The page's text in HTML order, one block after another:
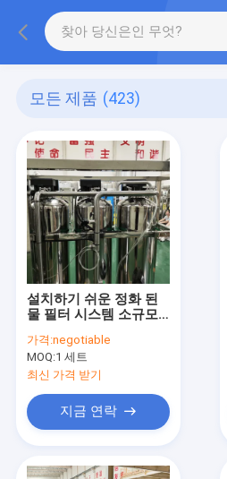
모든 제품 (423)
설치하기 쉬운 정화 된
물 필터 시스템 소규모
정화 시스템
가격:negotiable
MOQ:1 세트
최신 가격 받기
지금 연락